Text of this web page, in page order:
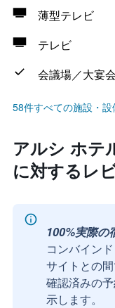
薄型テレビ
テレビ
会議場／大宴
58件すべての施設・
アルシ ホテ
に対するレ
100%実際の
コンバイン
サイトとの
確認済みの
示します。